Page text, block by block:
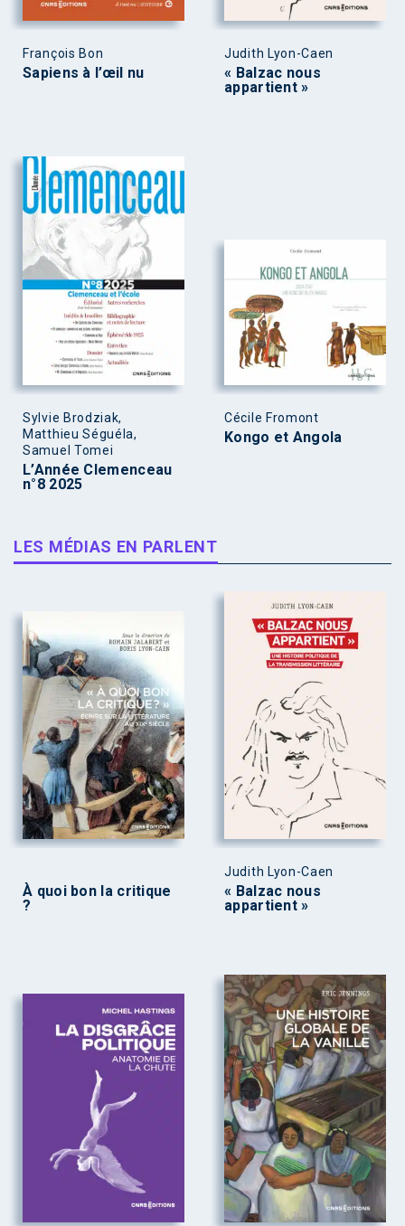
François Bon
Sapiens à l’œil nu
Judith Lyon-Caen
« Balzac nous
appartient »
Sylvie Brodziak,
Matthieu Séguéla,
Samuel Tomei
L’Année Clemenceau
n°8 2025
Cécile Fromont
Kongo et Angola
LES MÉDIAS EN PARLENT
À quoi bon la critique
?
Judith Lyon-Caen
« Balzac nous
appartient »